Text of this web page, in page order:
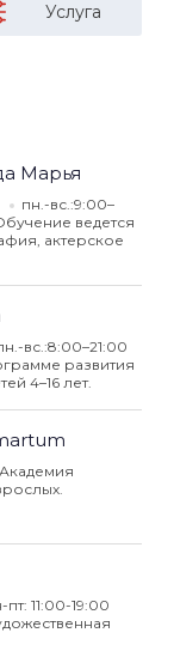
Услуга
Марья
пн.-вс.:9:00–
ведется
актерское
вс.:8:00–21:00
развития
4–16 лет.
Академия
пт: 11:00-19:00